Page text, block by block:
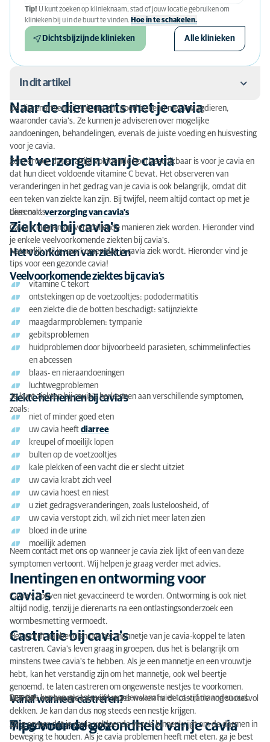
Tip! U kunt zoeken op klinieknaam, stad of jouw locatie gebruiken om
klinieken bij u in de buurt te vinden. Hoe in te schakelen.
Dichtsbijzijnde klinieken Alle klinieken
In dit artikel
Naar de dierenarts met je cavia
Het verzorgen van je cavia
Ziekten bij cavia's
Inentingen en ontworming voor cavia's
Castratie bij cavia's
Tips voor de gezondheid van je cavia
Cavia vervoeren naar de dierenarts
Vragen of advies?
Naar de dierenarts met je cavia
De dierenartsen bij AniCura zijn goed bekend met knaagdieren,
waaronder cavia's. Ze kunnen je adviseren over mogelijke
aandoeningen, behandelingen, evenals de juiste voeding en huisvesting
voor je cavia.
Het verzorgen van je cavia
Zorg ervoor dat er altijd voldoende hooi beschikbaar is voor je cavia en
dat hun dieet voldoende vitamine C bevat. Het observeren van
veranderingen in het gedrag van je cavia is ook belangrijk, omdat dit
een teken van ziekte kan zijn. Bij twijfel, neem altijd contact op met je
dierenarts.
Lees ook:verzorging van cavia's
Ziekten bij cavia's
Cavia's kunnen op verschillende manieren ziek worden. Hieronder vind
je enkele veelvoorkomende ziekten bij cavia's.
Het voorkomen van ziekten
Natuurlijk wil je voorkomen dat je cavia ziek wordt. Hieronder vind je
tips voor een gezonde cavia!
Veelvoorkomende ziektes bij cavia’s
vitamine C tekort
ontstekingen op de voetzooltjes: pododermatitis
een ziekte die de botten beschadigt: satijnziekte
maagdarmproblemen: tympanie
gebitsproblemen
huidproblemen door bijvoorbeeld parasieten, schimmelinfecties
en abcessen
blaas- en nieraandoeningen
luchtwegproblemen
Ziekte herhennen bij cavia’s
Je kunt ziekten bij cavia's herkennen aan verschillende symptomen,
zoals:
niet of minder goed eten
uw cavia heeft diarree
kreupel of moeilijk lopen
bulten op de voetzooltjes
kale plekken of een vacht die er slecht uitziet
uw cavia krabt zich veel
uw cavia hoest en niest
u ziet gedragsveranderingen, zoals lusteloosheid, of
uw cavia verstopt zich, wil zich niet meer laten zien
bloed in de urine
moeilijk ademen
Neem contact met ons op wanneer je cavia ziek lijkt of een van deze
symptomen vertoont. Wij helpen je graag verder met advies.
Inentingen en ontworming voor
cavia's
Cavia's hoeven niet gevaccineerd te worden. Ontworming is ook niet
altijd nodig, tenzij je dierenarts na een ontlastingsonderzoek een
wormbesmetting vermoedt.
Castratie bij cavia's
Het wordt aanbevolen om het mannetje van je cavia-koppel te laten
castreren. Cavia's leven graag in groepen, dus het is belangrijk om
minstens twee cavia's te hebben. Als je een mannetje en een vrouwtje
hebt, kan het verstandig zijn om het mannetje, ook wel beertje
genoemd, te laten castreren om ongewenste nestjes te voorkomen.
Vanaf wanneer castreren?
Beertjes kunnen gecastreerd worden vanaf vier tot vijf maanden oud.
LET OP: het beertje kan vijf tot zes weken na de castratie nog succesvol
dekken. Je kan dan dus nog steeds een nestje krijgen.
Tips voor de gezondheid van je cavia
Maagdarmkanaal cavia
Zorg ervoor dat je cavia voldoende vezels binnenkrijgt om de darmen in
beweging te houden. Als je cavia problemen heeft met eten, ga je best